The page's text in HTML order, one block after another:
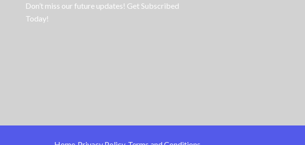
Don’t miss our future updates! Get Subscribed
Today!